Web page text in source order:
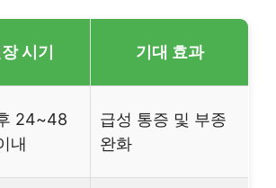
시기 기대 효과
24~48
내
급성 통증 및 부종
완화